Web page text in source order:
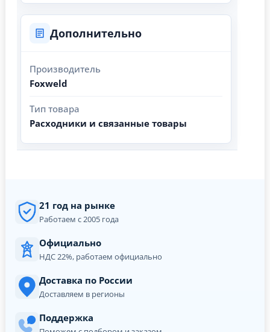
Дополнительно
Производитель
Foxweld
Тип товара
Расходники и связанные товары
21 год на рынке
Работаем с 2005 года
Официально
НДС 22%, работаем официально
Доставка по России
Доставляем в регионы
Поддержка